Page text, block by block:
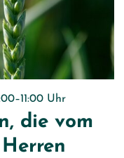
Uhr
die vom